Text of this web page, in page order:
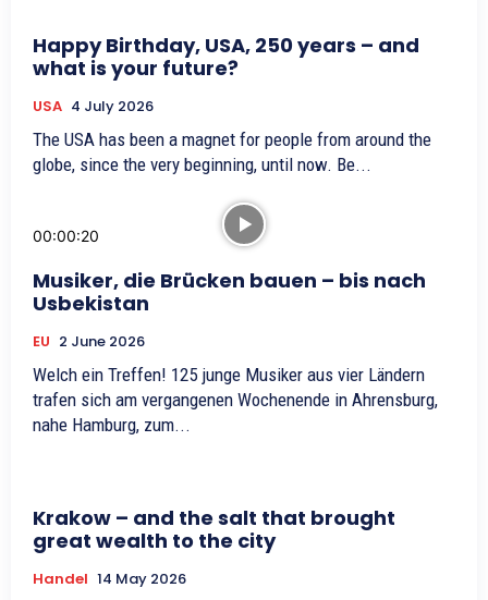
Happy Birthday, USA, 250 years – and
what is your future?
USA 4 July 2026
The USA has been a magnet for people from around the
globe, since the very beginning, until now. Be...
00:00:20
Musiker, die Brücken bauen – bis nach
Usbekistan
EU 2 June 2026
Welch ein Treffen! 125 junge Musiker aus vier Ländern
trafen sich am vergangenen Wochenende in Ahrensburg,
nahe Hamburg, zum...
Krakow – and the salt that brought
great wealth to the city
Handel 14 May 2026